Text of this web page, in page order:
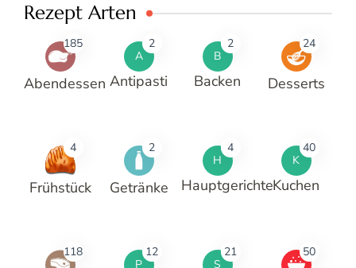
Rezept Arten
185
Abendessen
A
2
Antipasti
B
2
Backen
24
Desserts
4
Frühstück
2
Getränke
H
4
Hauptgerichte
K
40
Kuchen
118
P
12
S
21 50